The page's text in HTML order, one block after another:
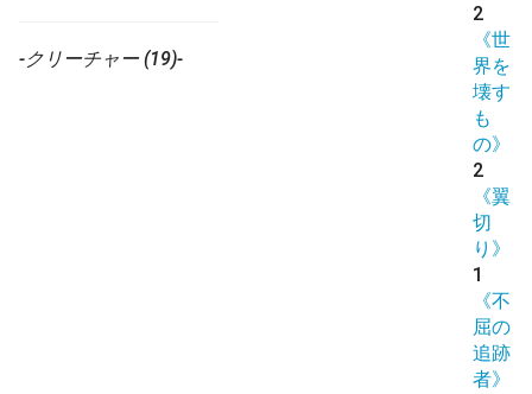
-クリーチャー (19)-
2
《世
界を
壊す
も
の》
2
《翼
切
り》
1
《不
屈の
追跡
者》